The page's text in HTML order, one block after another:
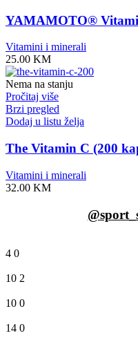
YAMAMOTO®
Vitamini i minerali
25.00 KM
Nema na stanju
Pročitaj više
Brzi pregled
Dodaj u listu želja
The Vitamin C (200
Vitamini i minerali
32.00 KM
4 0
10 2
10 0
14 0